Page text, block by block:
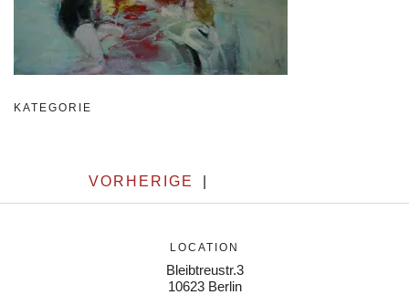
KATEGORIE
VORHERIGE
LOCATION
Bleibtreustr.3
10623 Berlin